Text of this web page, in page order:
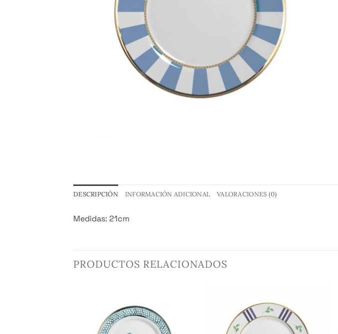
DESCRIPCIÓN INFORMACIÓN ADICIONAL VALORACIONES (0)
Medidas: 21cm
PRODUCTOS RELACIONADOS